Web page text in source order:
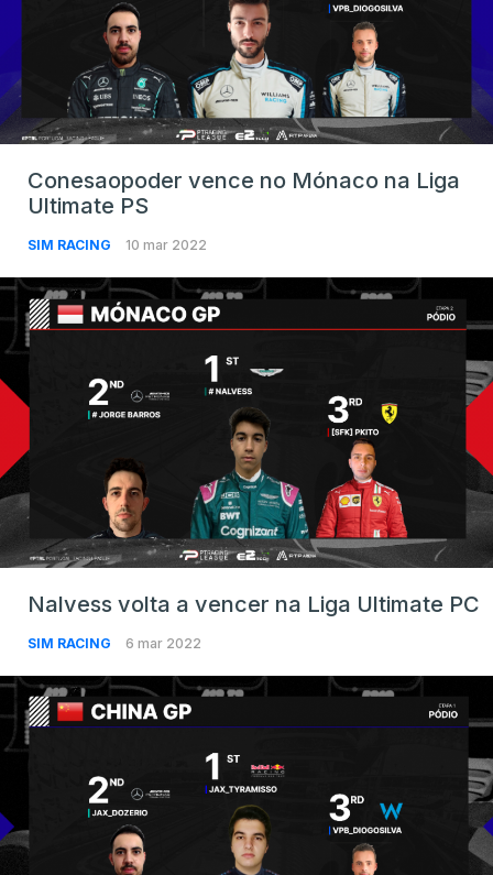
Conesaopoder vence no Mónaco na Liga
Ultimate PS
SIM RACING 10 mar 2022
Nalvess volta a vencer na Liga Ultimate PC
SIM RACING 6 mar 2022